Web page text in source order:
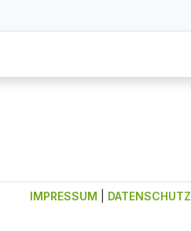
IMPRESSUM DATENSCHUTZ